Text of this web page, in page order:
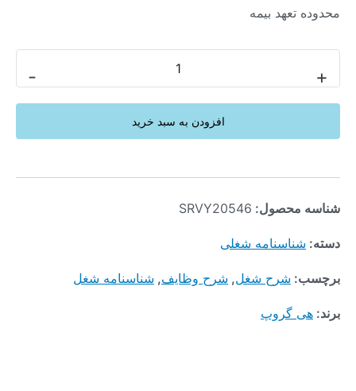
محدوده تعهد بیمه
- +
افزودن به سبد خرید
شناسه محصول: SRVY20546
دسته: شناسنامه شغلی
برچسب: شرح شغل, شرح وظایف, شناسنامه شغل
برند: هی گروپ